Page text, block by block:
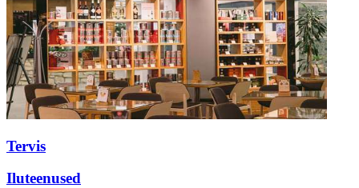
Tervis
Iluteenused